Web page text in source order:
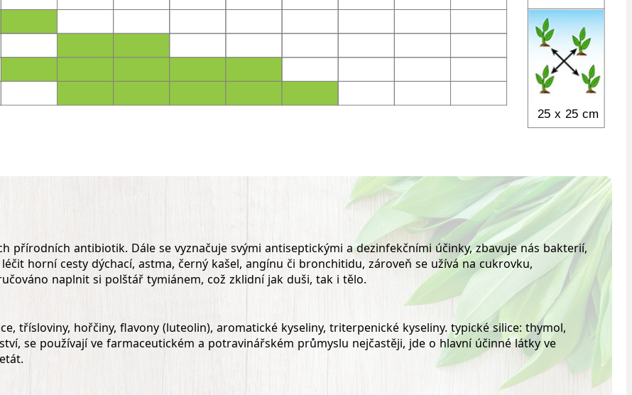
25 x 25 cm
přírodních antibiotik. Dále se vyznačuje svými antiseptickými a dezinfekčními účinky, zbavuje nás bakterií,
horní cesty dýchací, astma, černý kašel, angínu či bronchitidu, zároveň se užívá na cukrovku,
naplnit si polštář tymiánem, což zklidní jak duši, tak i tělo.
třísloviny, hořčiny, flavony (luteolin), aromatické kyseliny, triterpenické kyseliny. typické silice: thymol,
se používají ve farmaceutickém a potravinářském průmyslu nejčastěji, jde o hlavní účinné látky ve